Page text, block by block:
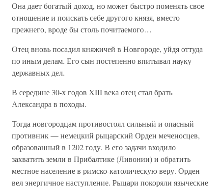
Она дает богатый доход, но может быстро поменять свое
отношение и поискать себе другого князя, вместо
прежнего, вроде бы столь почитаемого…
Отец вновь посадил княжичей в Новгороде, уйдя оттуда
по иным делам. Его сын постепенно впитывал науку
державных дел.
В середине 30-х годов XIII века отец стал брать
Александра в походы.
Тогда новгородцам противостоял сильный и опасный
противник — немецкий рыцарский Орден меченосцев,
образованный в 1202 году. В его задачи входило
захватить земли в Прибалтике (Ливонии) и обратить
местное население в римско-католическую веру. Орден
вел энергичное наступление. Рыцари покоряли языческие